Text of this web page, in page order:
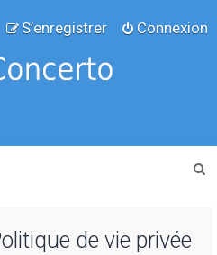
Connexion
S’enregistrer
de vie privée